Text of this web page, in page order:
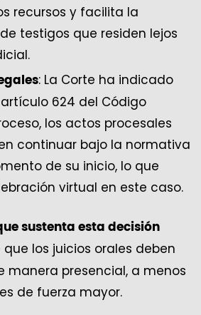
recursos y facilita la
testigos que residen lejos
: La Corte ha indicado
624 del Código
los actos procesales
continuar bajo la normativa
de su inicio, lo que
virtual en este caso.
sustenta esta decisión
los juicios orales deben
manera presencial, a menos
de fuerza mayor.